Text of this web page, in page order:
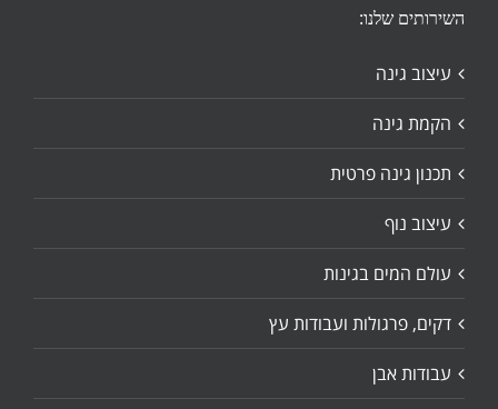
השירותים שלנו:
עיצוב גינה
הקמת גינה
תכנון גינה פרטית
עיצוב נוף
עולם המים בגינות
דקים, פרגולות ועבודות עץ
עבודות אבן